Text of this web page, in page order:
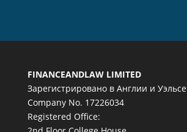
FINANCEANDLAW LIMITED
Зарегистрировано в Англии и Уэльсе
Company No. 17226034
Registered Office: